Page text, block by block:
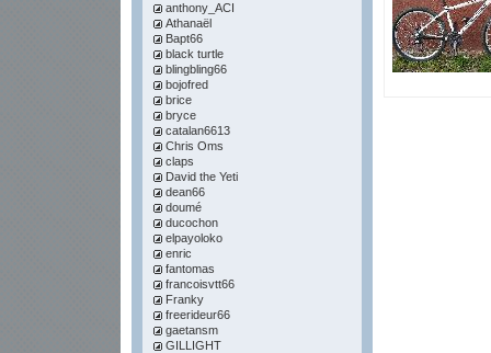
anthony_ACI
Athanaël
Bapt66
black turtle
blingbling66
bojofred
brice
bryce
catalan6613
Chris Oms
claps
David the Yeti
dean66
doumé
ducochon
elpayoloko
enric
fantomas
francoisvtt66
Franky
freerideur66
gaetansm
GILLIGHT